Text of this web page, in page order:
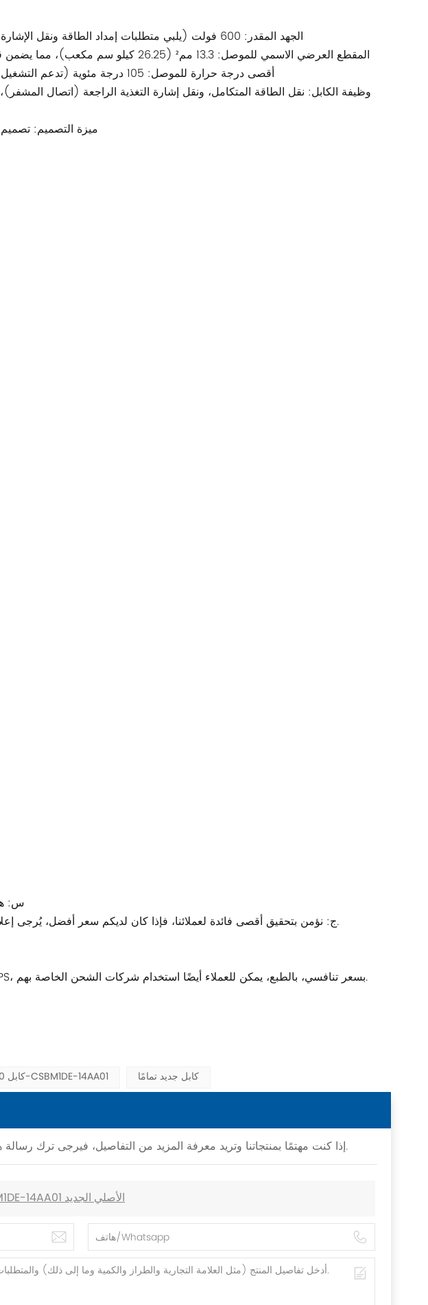
الجهد المقدر: 600 فولت (يلبي متطلبات إمداد الطاقة ونقل الإشارة لأنظمة المؤازرة متوسطة إلى عالية الطاقة)
المقطع العرضي الاسمي للموصل: 13.3 مم² (26.25 كيلو سم مكعب)، مما يضمن قدرة حمل تيار مستقرة للمحرك عالي الطاقة
أقصى درجة حرارة للموصل: 105 درجة مئوية (تدعم التشغيل طويل الأمد في ظل ظروف التحميل العالي)
وظيفة الكابل: نقل الطاقة المتكامل، ونقل إشارة التغذية الراجعة (اتصال
ميزة التصميم:
3.س:
ج: نؤمن بتحقيق أقصى فائدة لعملائنا، فإذا كان لديكم سعر أفضل، يُرجى إعلامنا بذلك. سنبذل قصارى جهدنا لتلبية طلبك ودعمك.
ج: يمكننا ترتيب الشحن عن طريق DHL، FedEx، UPS، بسعر تنافسي، بالطبع، يمكن للعملاء أيضًا استخدام شركات الشحن الخاصة بهم.
كابل 2090-CSBM1DE-14AA01 كابل جديد تمامًا
إذا كنت مهتمًا بمنتجاتنا وتريد معرفة المزيد من التفاصيل، فيرجى ترك رسالة هنا، وسنقوم بالرد عليك في أقرب وقت ممكن.
كابل Allen-Bradley 2090-CSBM1DE-14AA01 الأصلي الجديد